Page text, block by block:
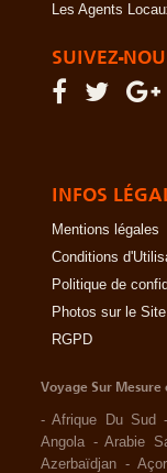
Les Agents
SUIVEZ-
INFOS
Mentions légales
Conditions
Politique de
Photos sur le
RGPD
Voyage Sur Mesure
-Afrique Du Sud -
Angola -Arabie
Azerbaïdjan -